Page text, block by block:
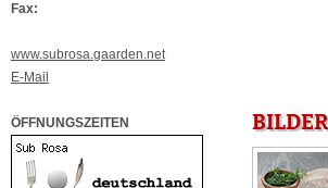
Fax:
www.subrosa.gaarden.net
E-Mail
ÖFFNUNGSZEITEN